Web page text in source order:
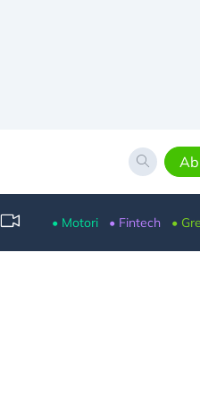
• Motori • Fintech •